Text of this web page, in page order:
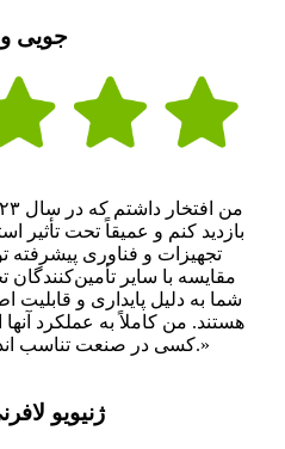
جویی
بازدید کنم و عمیقاً تحت تأثیر
تجهیزات و فناوری پیشرفته
مقایسه با سایر
شما به دلیل پایداری و قابلیت
هستند. من کاملاً به عملکرد آنها
کسی در صنعت تناسب اندام اکیداً توصیه می‌کنم.»
ژنیویو